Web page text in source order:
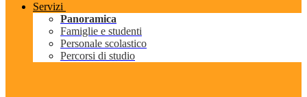
Servizi
Panoramica
Famiglie e studenti
Personale scolastico
Percorsi di studio